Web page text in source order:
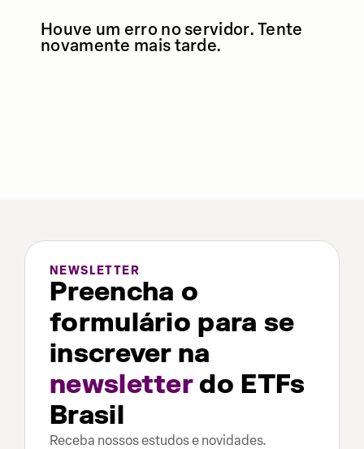
Houve um erro no servidor. Tente
novamente mais tarde.
NEWSLETTER
Preencha o
formulário para se
inscrever na
newsletterdo ETFs
Brasil
Receba nossos estudos e novidades.